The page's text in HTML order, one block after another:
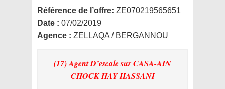
Référence de l’offre: ZE070219565651
Date : 07/02/2019
Agence : ZELLAQA / BERGANNOU
(17) Agent D’escalesur CASA-AIN
CHOCK HAY HASSANI